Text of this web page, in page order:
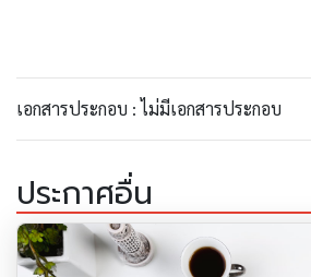
เอกสารประกอบ : ไม่มีเอกสารประกอบ
ประกาศอื่น